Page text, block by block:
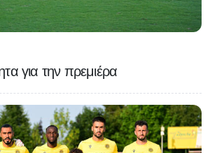
για την πρεμιέρα